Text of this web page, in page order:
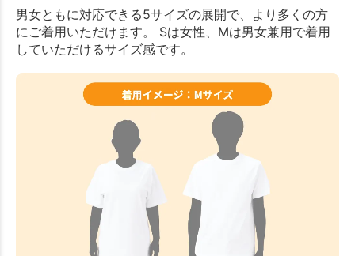
男女ともに対応できる5サイズの展開で、より多くの方
にご着用いただけます。 Sは女性、Mは男女兼用で着用
していただけるサイズ感です。